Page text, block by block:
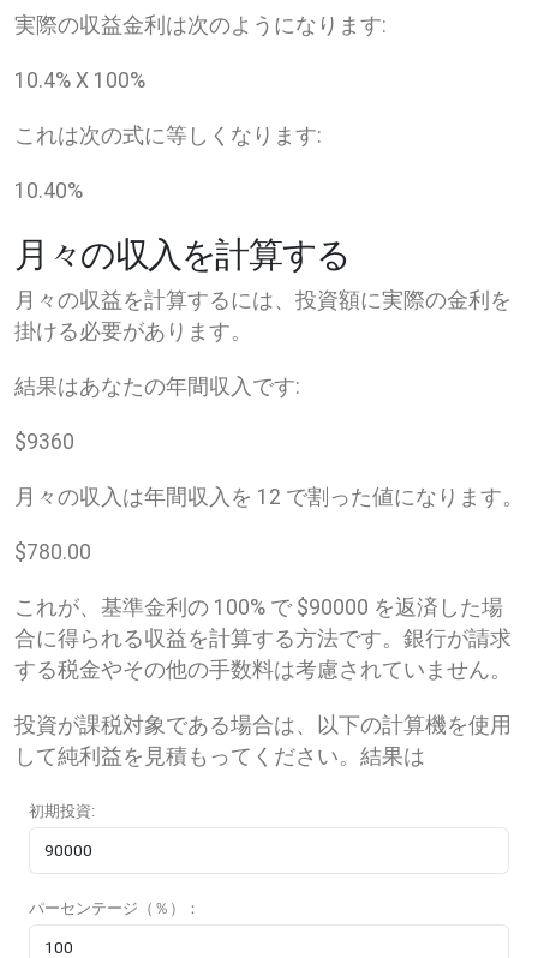
実際の収益金利は次のようになります:
10.4% X 100%
これは次の式に等しくなります:
10.40%
月々の収入を計算する
月々の収益を計算するには、投資額に実際の金利を
掛ける必要があります。
結果はあなたの年間収入です:
$9360
月々の収入は年間収入を 12 で割った値になります。
$780.00
これが、基準金利の 100% で $90000 を返済した場
合に得られる収益を計算する方法です。銀行が請求
する税金やその他の手数料は考慮されていません。
投資が課税対象である場合は、以下の計算機を使用
して純利益を見積もってください。結果は
初期投資:
パーセンテージ（％）：